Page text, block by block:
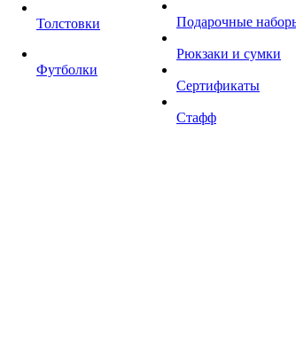
Толстовки
Футболки
Подарочные
Рюкзаки и сумки
Сертификаты
Стафф